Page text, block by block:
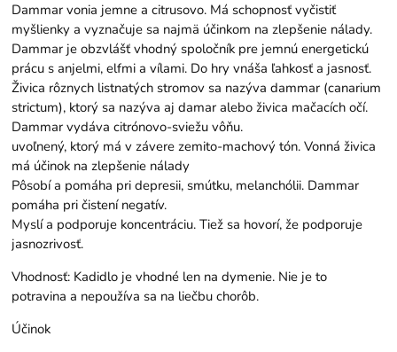
Dammar vonia jemne a citrusovo. Má schopnosť vyčistiť
myšlienky a vyznačuje sa najmä účinkom na zlepšenie nálady.
Dammar je obzvlášť vhodný spoločník pre jemnú energetickú
prácu s anjelmi, elfmi a vílami. Do hry vnáša ľahkosť a jasnosť.
Živica rôznych listnatých stromov sa nazýva dammar (canarium
strictum), ktorý sa nazýva aj damar alebo živica mačacích očí.
Dammar vydáva citrónovo-sviežu vôňu.
uvoľnený, ktorý má v závere zemito-machový tón. Vonná živica
má účinok na zlepšenie nálady
Pôsobí a pomáha pri depresii, smútku, melanchólii. Dammar
pomáha pri čistení negatív.
Myslí a podporuje koncentráciu. Tiež sa hovorí, že podporuje
jasnozrivosť.
Vhodnosť: Kadidlo je vhodné len na dymenie. Nie je to
potravina a nepoužíva sa na liečbu chorôb.
Účinok